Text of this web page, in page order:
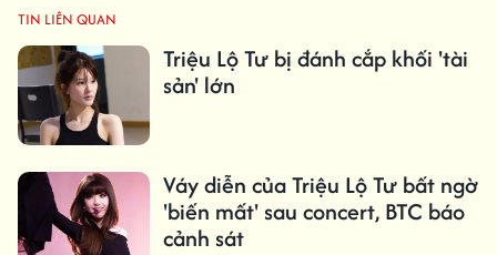
TIN LIÊN QUAN
Triệu Lộ Tư bị đánh cắp khối 'tài
sản' lớn
Váy diễn của Triệu Lộ Tư bất ngờ
'biến mất' sau concert, BTC báo
cảnh sát